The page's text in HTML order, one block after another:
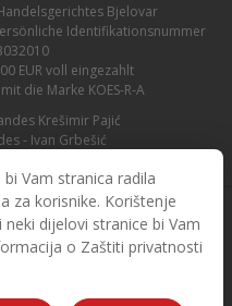
Vam stranica radila
za korisnike. Korištenje
dijelovi stranice bi Vam
o Zaštiti privatnosti
Bjelovar
Identifikationsnummer
EUR voll eingezahlt
die Marke KOES-R-A
Krešimir Pajić
- Ivan Grbešić
vorbehalten.
by